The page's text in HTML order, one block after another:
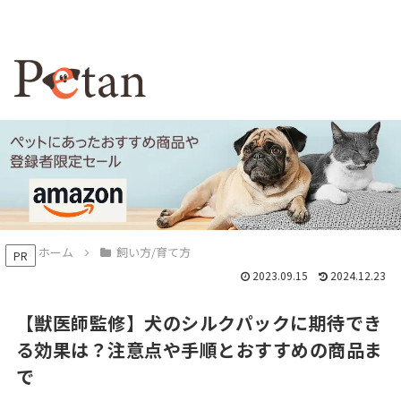
PR ホーム 飼い方/育て方
【獣医師監修】犬のシルクパックに期待でき
る効果は？注意点や手順とおすすめの商品ま
で
2023.09.15 2024.12.23